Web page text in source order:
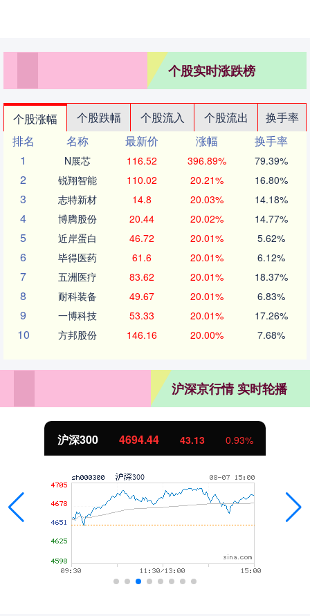
个股实时涨跌榜
个股涨幅 个股跌幅 个股流入 个股流出
换手率
排名
名称 最新价 涨幅
换手率
1
N展芯 116.52 396.89% 79.39%
2 锐翔智能 110.02 20.21% 16.80%
3 志特新材 14.8 20.03% 14.18%
4 博腾股份 20.44 20.02% 14.77%
5 近岸蛋白 46.72 20.01% 5.62%
6 毕得医药 61.6 20.01% 6.12%
7 五洲医疗 83.62 20.01% 18.37%
8 耐科装备 49.67 20.01% 6.83%
9 一博科技 53.33 20.01% 17.26%
10 方邦股份 146.16 20.00% 7.68%
沪深京行情 实时轮播
沪深300 4694.44 43.13 0.93%